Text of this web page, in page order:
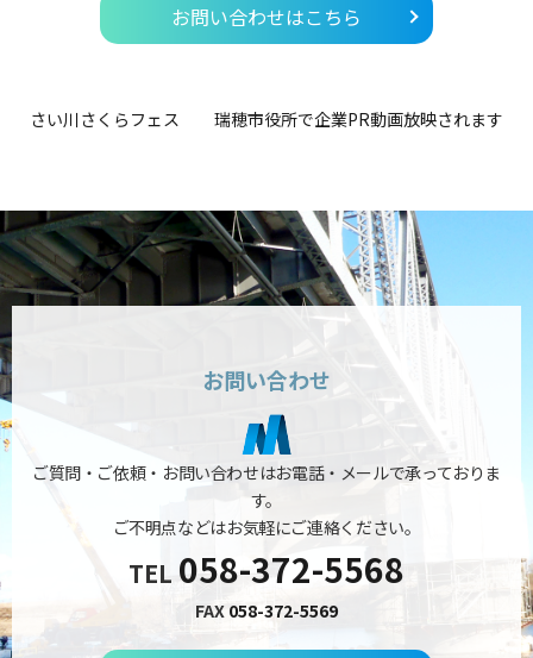
お問い合わせはこちら
さい川さくらフェス 瑞穂市役所で企業PR動画放映されます
お問い合わせ
ご質問・ご依頼・お問い合わせはお電話・メールで承っておりま
す。
ご不明点などはお気軽にご連絡ください。
TEL 058-372-5568
FAX 058-372-5569